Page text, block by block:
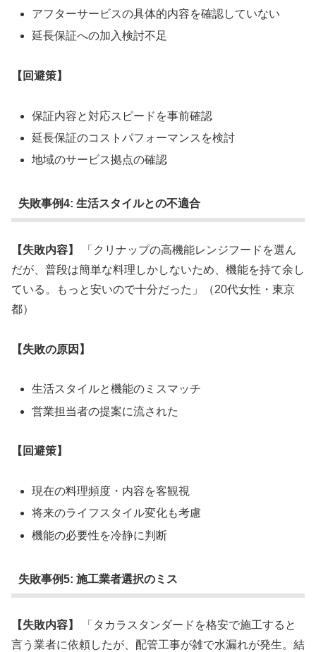
アフターサービスの具体的内容を確認していない
延長保証への加入検討不足
【回避策】
保証内容と対応スピードを事前確認
延長保証のコストパフォーマンスを検討
地域のサービス拠点の確認
失敗事例4: 生活スタイルとの不適合
【失敗内容】
「クリナップの高機能レンジフードを選ん
だが、普段は簡単な料理しかしないため、機能を持て余し
ている。もっと安いので十分だった」（20代女性・東京
都）
【失敗の原因】
生活スタイルと機能のミスマッチ
営業担当者の提案に流された
【回避策】
現在の料理頻度・内容を客観視
将来のライフスタイル変化も考慮
機能の必要性を冷静に判断
失敗事例5: 施工業者選択のミス
【失敗内容】
「タカラスタンダードを格安で施工すると
言う業者に依頼したが、配管工事が雑で水漏れが発生。結